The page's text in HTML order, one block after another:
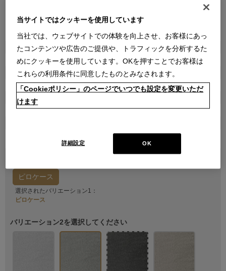
商品属性
雑貨
品番
222N0490000060200000
販売価格
￥19,800
ピロケース
選択されたバリエーション1：
ピロケース
バリエーション2を選択してください
当サイトではクッキーを使用しています
当社では、ウェブサイトでの体験を向上させ、お客様にあっ
たコンテンツや広告のご提供や、トラフィックを分析するた
めにクッキーを使用しています。OKを押すことでお客様は
これらの利用条件に同意したものとみなされます。
「Cookieポリシー」のページでいつでも設定を変更いただ
けます
OK
詳細設定